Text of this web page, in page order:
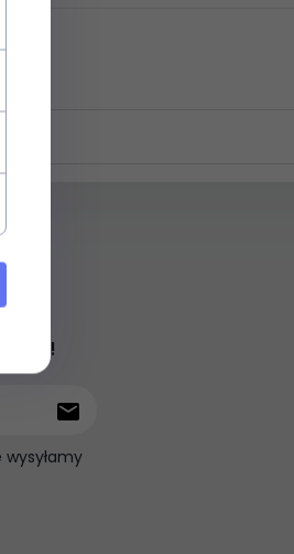
!
wysyłamy